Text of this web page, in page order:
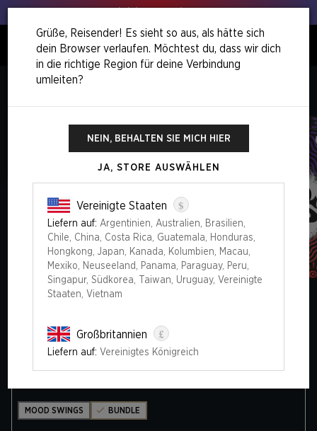
0
Home Chaos Vault
MOOD SWINGS™ EMOTIONAL SUPPORT BUNDLE
MOOD SWINGS BUNDLE
Grüße, Reisender! Es sieht so aus, als hätte sich
dein Browser verlaufen. Möchtest du, dass wir dich
in die richtige Region für deine Verbindung
umleiten?
NEIN, BEHALTEN SIE MICH HIER
JA, STORE AUSWÄHLEN
Vereinigte Staaten $
Liefern auf: Argentinien, Australien, Brasilien,
Chile, China, Costa Rica, Guatemala, Honduras,
Hongkong, Japan, Kanada, Kolumbien, Macau,
Mexiko, Neuseeland, Panama, Paraguay, Peru,
Singapur, Südkorea, Taiwan, Uruguay, Vereinigte
Staaten, Vietnam
Großbritannien £
Liefern auf: Vereinigtes Königreich